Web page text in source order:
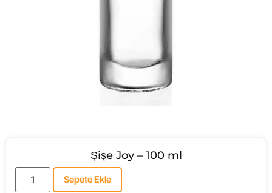
Şişe Joy – 100 ml
Sepete Ekle